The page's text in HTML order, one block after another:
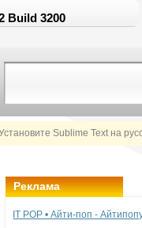
Build 3200
Sublime Text на
Реклама
IT POP • Айти-поп -